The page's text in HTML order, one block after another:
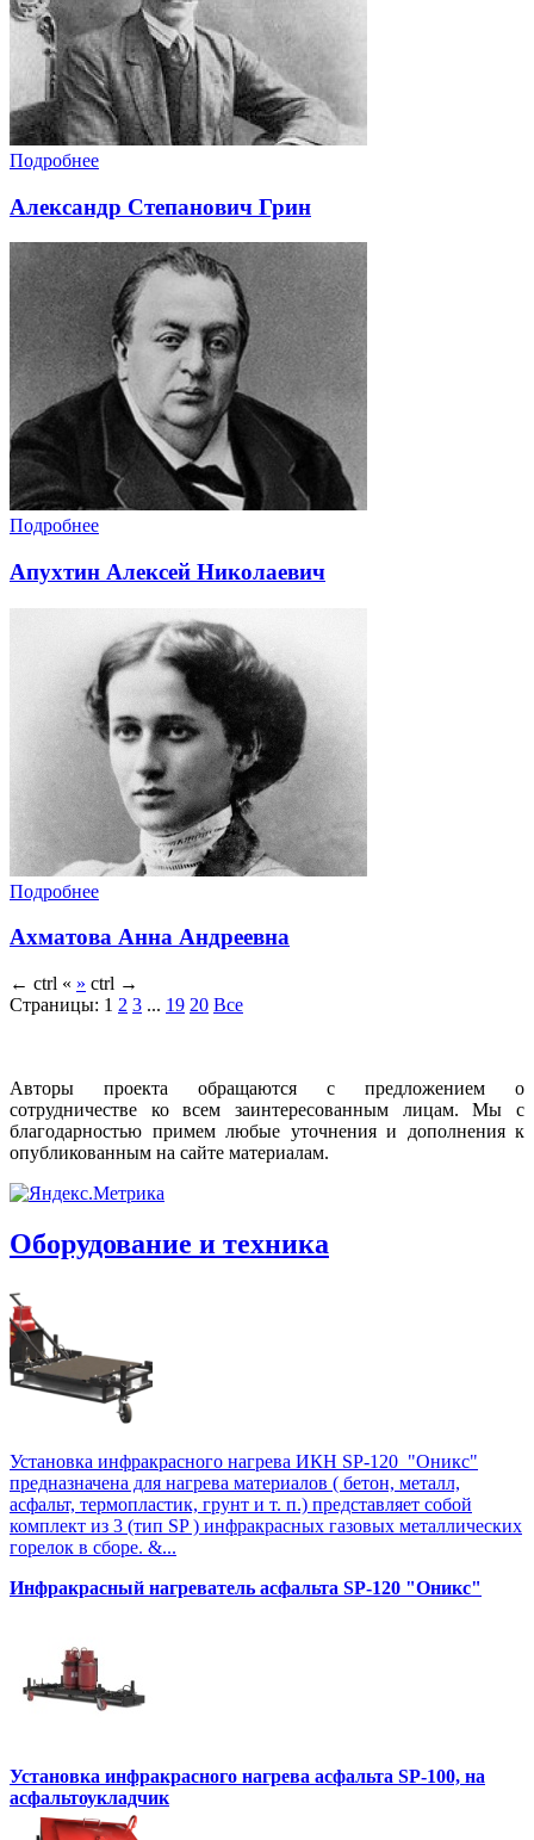
Подробнее
Александр Степанович Грин
Подробнее
Апухтин Алексей Николаевич
Подробнее
Ахматова Анна Андреевна
← ctrl « » ctrl →
Страницы: 1 2 3 ... 19 20 Все
Авторы проекта обращаются с предложением о
сотрудничестве ко всем заинтересованным лицам. Мы с
благодарностью примем любые уточнения и дополнения к
опубликованным на сайте материалам.
Оборудование и техника
Установка инфракрасного нагрева ИКН SP-120 "Оникс"
предназначена для нагрева материалов ( бетон, металл,
асфальт, термопластик, грунт и т. п.) представляет собой
комплект из 3 (тип SP ) инфракрасных газовых металлических
горелок в сборе. &...
Инфракрасный нагреватель асфальта SP-120 "Оникс"
Установка инфракрасного нагрева асфальта SP-100, на
асфальтоукладчик